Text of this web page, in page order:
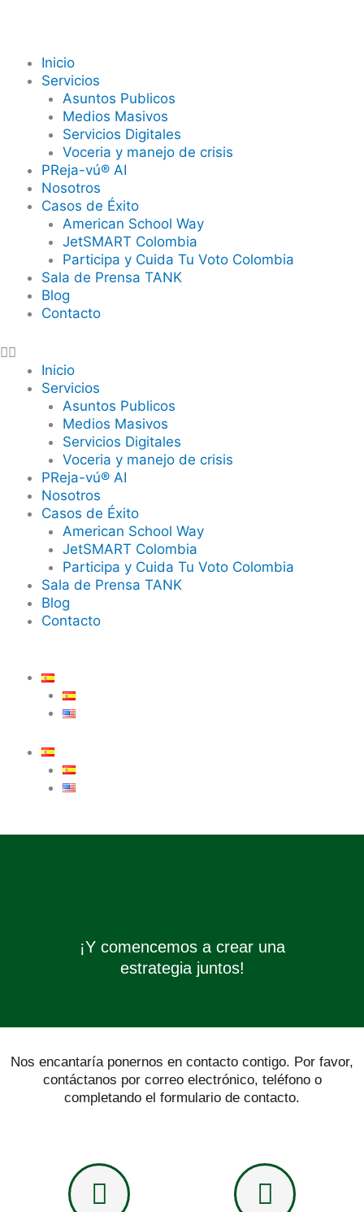
Inicio
Servicios
Asuntos Publicos
Medios Masivos
Servicios Digitales
Voceria y manejo de crisis
PReja-vú® AI
Nosotros
Casos de Éxito
American School Way
JetSMART Colombia
Participa y Cuida Tu Voto Colombia
Sala de Prensa TANK
Blog
Contacto
Inicio
Servicios
Asuntos Publicos
Medios Masivos
Servicios Digitales
Voceria y manejo de crisis
PReja-vú® AI
Nosotros
Casos de Éxito
American School Way
JetSMART Colombia
Participa y Cuida Tu Voto Colombia
Sala de Prensa TANK
Blog
Contacto
¡Y comencemos a crear una
estrategia juntos!
Nos encantaría ponernos en contacto contigo. Por favor,
contáctanos por correo electrónico, teléfono o
completando el formulario de contacto.